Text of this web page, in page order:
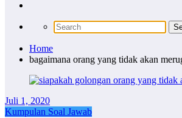
Home
bagaimana orang yang tidak akan
Juli 1, 2020
Kumpulan Soal Jawab